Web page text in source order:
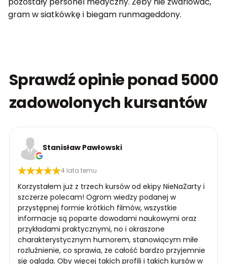
gram w siatkówkę i biegam runmageddony.
Sprawdź opinie ponad 5000
zadowolonych kursantów
Stanisław Pawłowski
4 lata temu
Korzystałem już z trzech kursów od ekipy NieNaŻarty i
szczerze polecam! Ogrom wiedzy podanej w
przystępnej formie krótkich filmów, wszystkie
informacje są poparte dowodami naukowymi oraz
przykładami praktycznymi, no i okraszone
charakterystycznym humorem, stanowiącym miłe
rozluźnienie, co sprawia, że całość bardzo przyjemnie
się ogląda. Oby więcej takich profili i takich kursów w